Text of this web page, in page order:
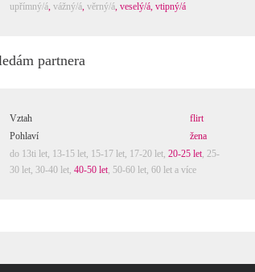
upřímný/á, vážný/á, věrný/á, veselý/á, vtipný/á
partnera
Vztah
flirt
Pohlaví
žena
do 13ti let, 13-15 let, 15-17 let, 17-20 let, 20-25 let, 25-
30 let, 30-40 let, 40-50 let, 50-60 let, 60 let a více